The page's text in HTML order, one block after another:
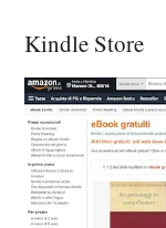
Kindle Store